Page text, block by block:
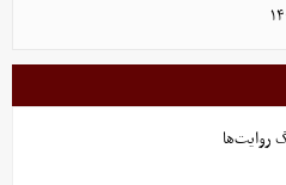
روایت‌ها